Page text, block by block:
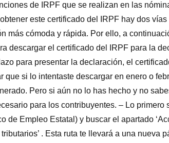
de IRPF que se realizan en las
este certificado del IRPF hay dos
más cómoda y rápida. Por ello, a
descargar el certificado del IRPF para la
para presentar la declaración, el
que si lo intentaste descargar en enero o
Pero si aún no lo has hecho y no
para los contribuyentes. – Lo primero
Empleo Estatal) y buscar el apartado
. Esta ruta te llevará a una nueva